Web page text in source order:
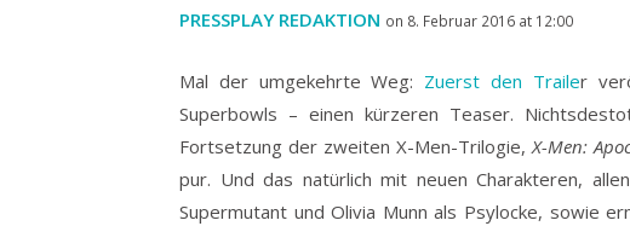
PRESSPLAY REDAKTION on 8. Februar 2016 at 12:00
Mal der umgekehrte Weg: Zuerst den Trailer
Superbowls – einen kürzeren Teaser.
Fortsetzung der zweiten X-Men-Trilogie,X-Men:
pur. Und das natürlich mit neuen Charakteren,
Supermutant und Olivia Munn als Psylocke, sowie